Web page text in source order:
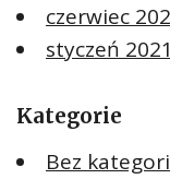
czerwiec
styczeń 2021
Kategorie
Bez